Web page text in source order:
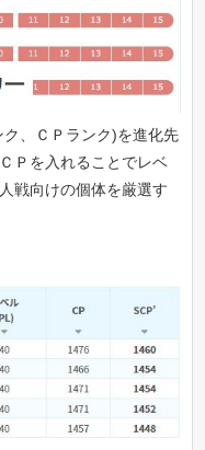
、ＣＰランク)を進化先
Ｐを入れることでレベ
戦向けの個体を厳選す